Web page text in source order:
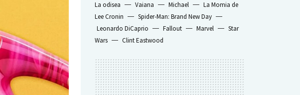
La odisea Vaiana Michael
La Momia de
Lee Cronin
Spider-Man: Brand New Day
Leonardo DiCaprio
Fallout Marvel
Star
Wars
Clint Eastwood